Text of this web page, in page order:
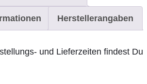
Herstellerangaben
und Lieferzeiten findest Du